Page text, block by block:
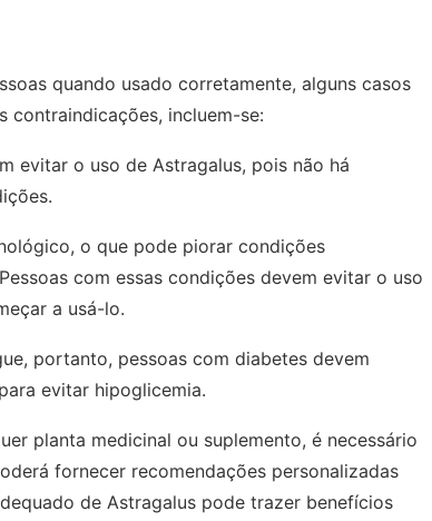
quando usado corretamente, alguns casos
contraindicações, incluem-se:
evitar o uso de Astragalus, pois não há
o que pode piorar condições
com essas condições devem evitar o uso
a usá-lo.
portanto, pessoas com diabetes devem
evitar hipoglicemia.
planta medicinal ou suplemento, é necessário
fornecer recomendações personalizadas
de Astragalus pode trazer benefícios